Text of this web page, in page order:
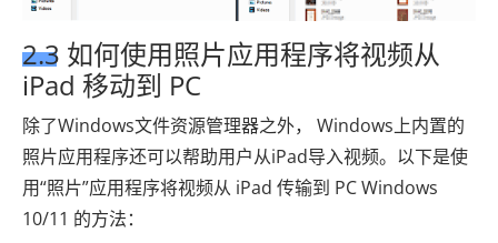
2.3 如何使用照片应用程序将视频从
iPad 移动到 PC
除了Windows文件资源管理器之外， Windows上内置的
照片应用程序还可以帮助用户从iPad导入视频。以下是使
用“照片”应用程序将视频从 iPad 传输到 PC Windows
10/11 的方法：